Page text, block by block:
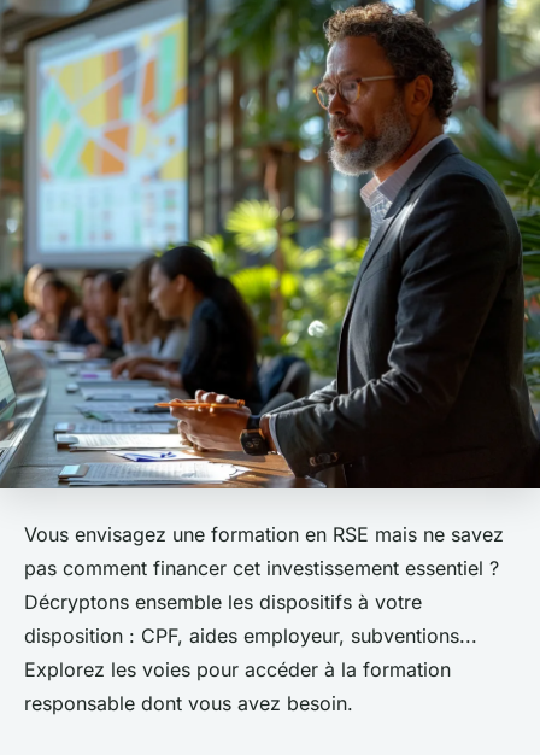
Vous envisagez une formation en RSE mais ne savez
pas comment financer cet investissement essentiel ?
Décryptons ensemble les dispositifs à votre
disposition : CPF, aides employeur, subventions...
Explorez les voies pour accéder à la formation
responsable dont vous avez besoin.